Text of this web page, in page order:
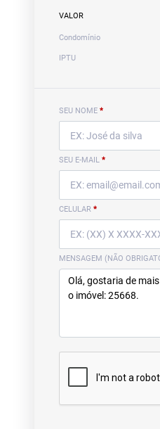
VALOR
Condomínio
IPTU
SEU NOME *
SEU E-MAIL *
CELULAR *
MENSAGEM (NÃO